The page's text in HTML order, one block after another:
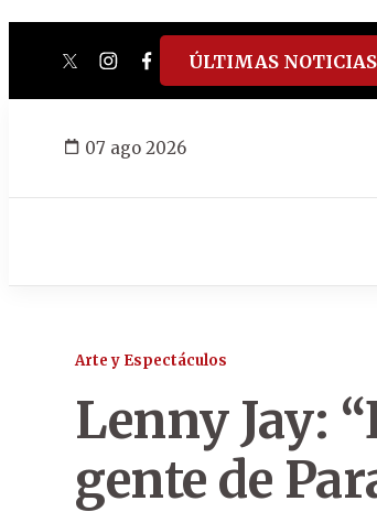
twitterinstagram
facebook
tiktokyoutube
spotify
ÚLTIMAS NOTICIAS
07 ago 2026
Arte y Espectáculos
Lenny Jay:
gente de